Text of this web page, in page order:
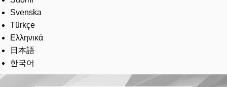
Svenska
Türkçe
Ελληνικά
日本語
한국어